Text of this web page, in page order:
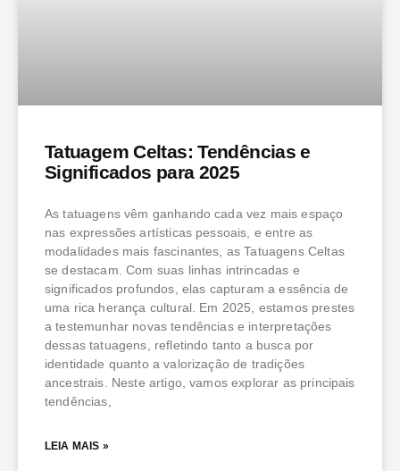
Tatuagem Celtas: Tendências e
Significados para 2025
As tatuagens vêm ganhando cada vez mais espaço
nas expressões artísticas pessoais, e entre as
modalidades mais fascinantes, as Tatuagens Celtas
se destacam. Com suas linhas intrincadas e
significados profundos, elas capturam a essência de
uma rica herança cultural. Em 2025, estamos prestes
a testemunhar novas tendências e interpretações
dessas tatuagens, refletindo tanto a busca por
identidade quanto a valorização de tradições
ancestrais. Neste artigo, vamos explorar as principais
tendências,
LEIA MAIS »